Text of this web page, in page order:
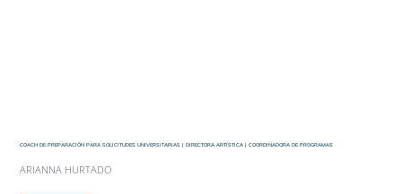
COACH DE PREPARACIÓN PARA SOLICITUDES UNIVERSITARIAS | DIRECTORA ARTÍSTICA | COORDINADORA DE PROGRAMAS
ARIANNA HURTADO